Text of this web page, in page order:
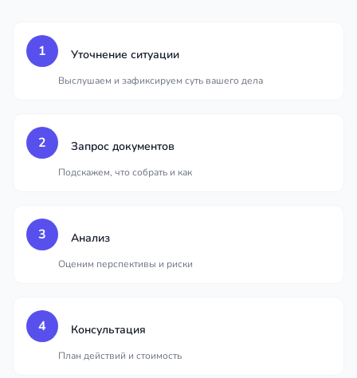
1 Уточнение ситуации
Выслушаем и зафиксируем суть вашего дела
2 Запрос документов
Подскажем, что собрать и как
3 Анализ
Оценим перспективы и риски
4 Консультация
План действий и стоимость